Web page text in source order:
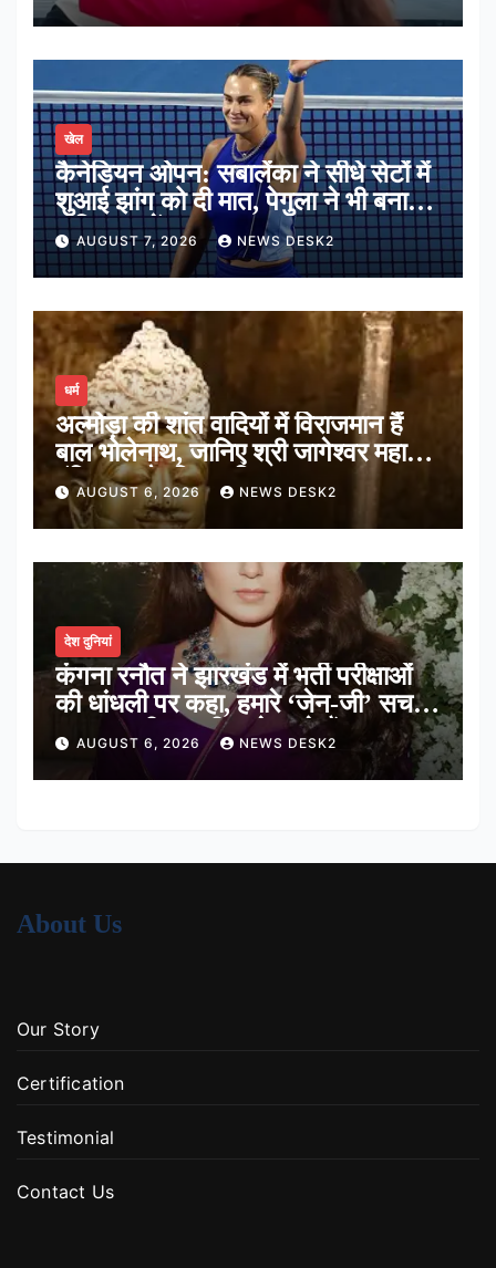
खेल
कैनेडियन ओपन: सबालेंका ने सीधे सेटों में
शुआई झांग को दी मात, पेगुला ने भी बनाई
अंतिम 16 में जगह
AUGUST 7, 2026 NEWS DESK2
धर्म
अल्मोड़ा की शांत वादियों में विराजमान हैं
बाल भोलेनाथ, जानिए श्री जागेश्वर महादेव
मंदिर का पौराणिक इतिहास
AUGUST 6, 2026 NEWS DESK2
देश दुनियां
कंगना रनौत ने झारखंड में भर्ती परीक्षाओं
की धांधली पर कहा, हमारे ‘जेन-जी’ सच में
हर तरह की तकलीफ झेल रहे हैं
AUGUST 6, 2026 NEWS DESK2
About Us
Our Story
Certification
Testimonial
Contact Us